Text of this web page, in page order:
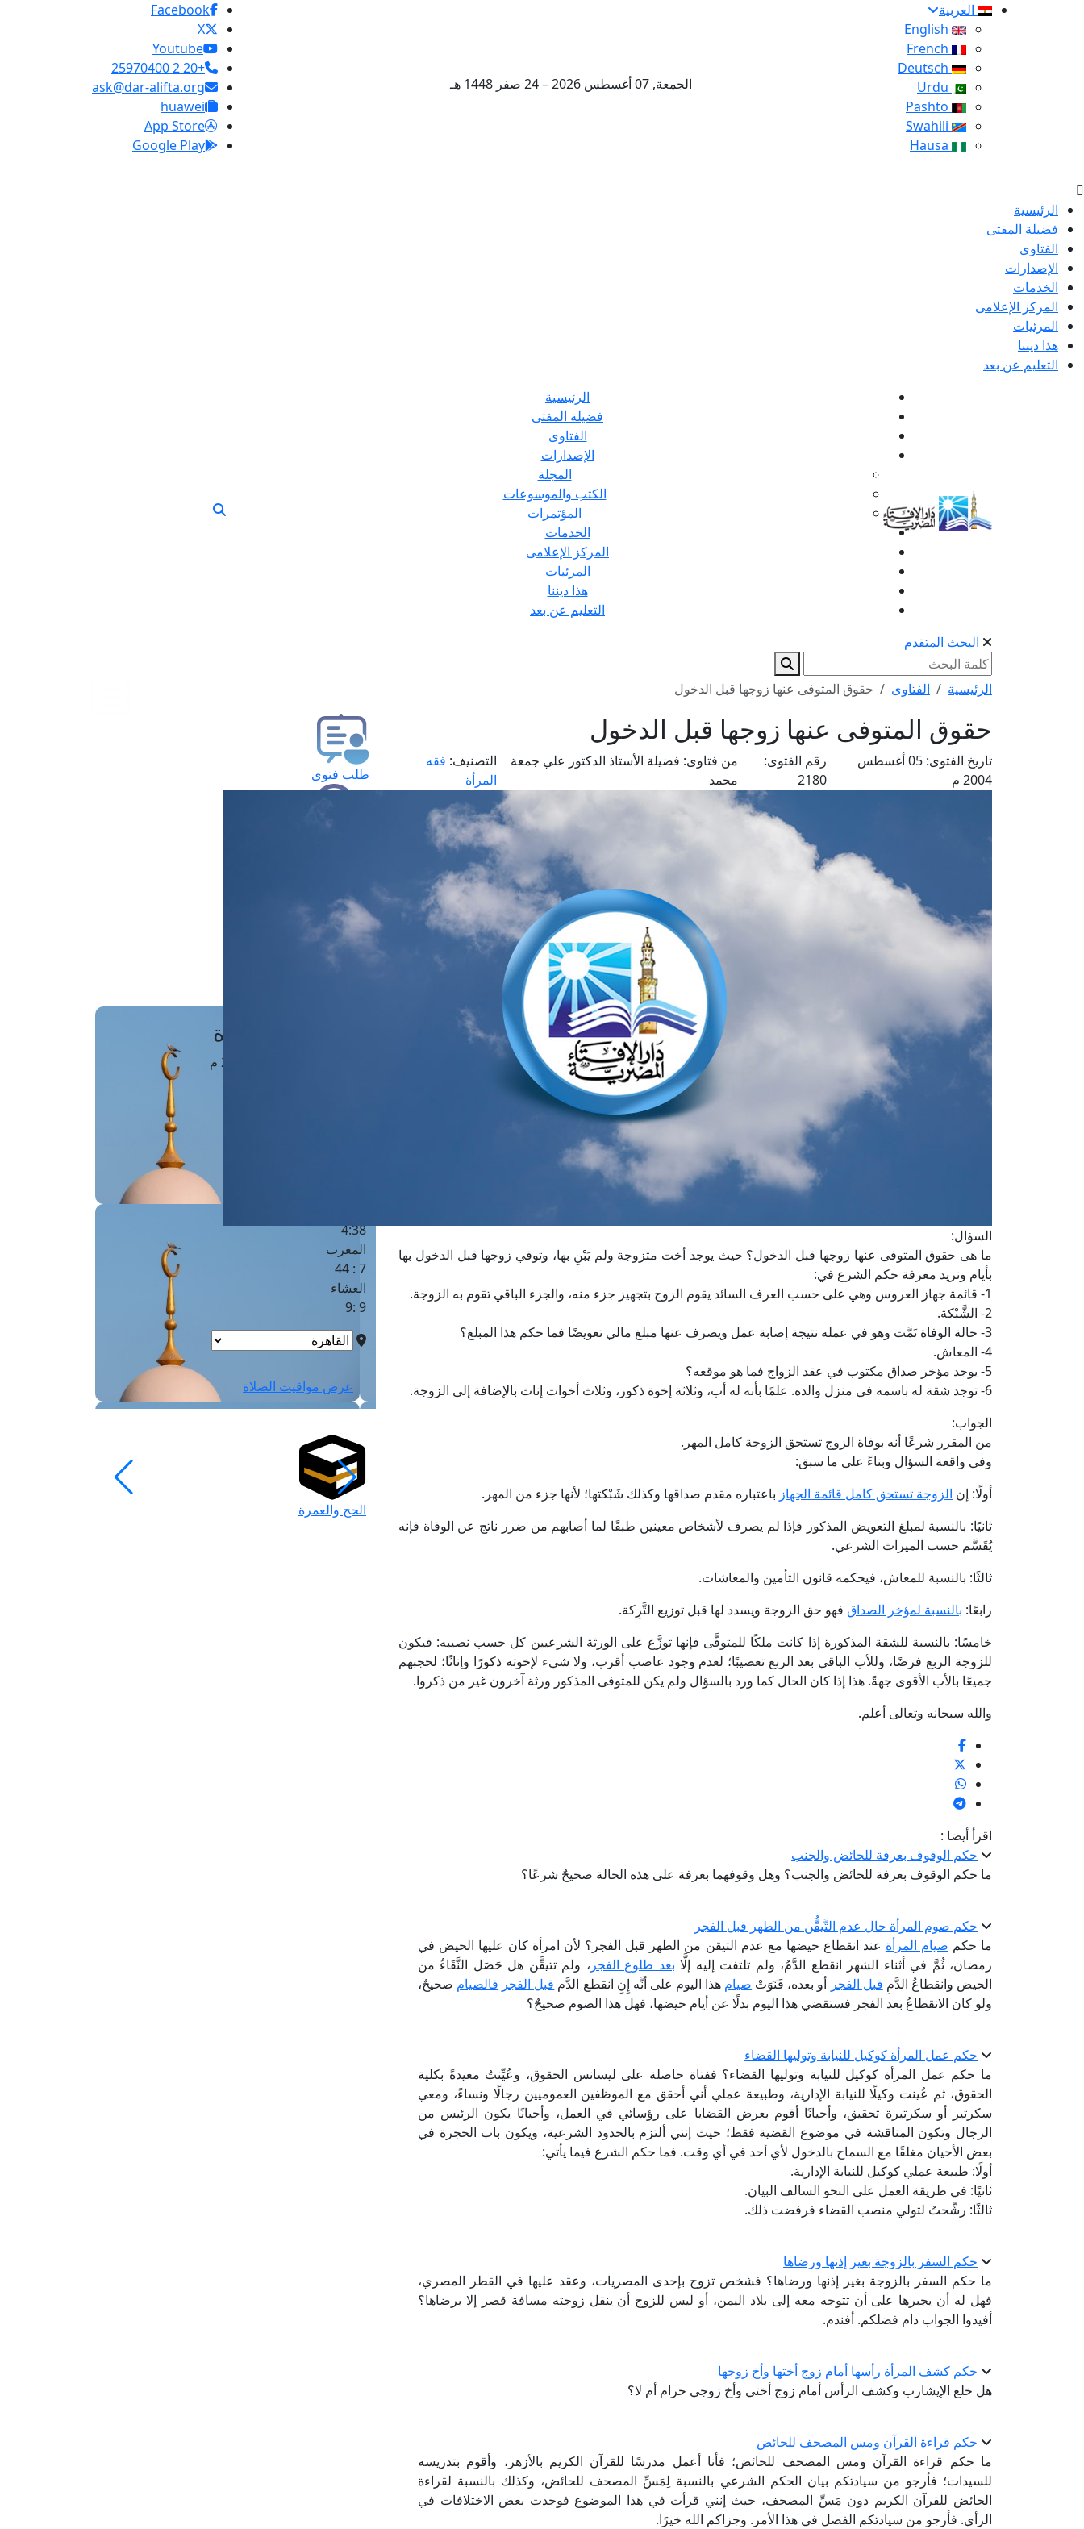
العربية
الجمعة, 07 أغسطس 2026 – 24 صفر 1448 هـ
Facebook
X
Youtube
+20 2 25970400
ask@dar-alifta.org
huawei
App Store
Google Play
الرئيسية
فضيلة المفتى
الفتاوى
الإصدارات
الخدمات
المركز الإعلامى
المرئيات
هذا ديننا
التعليم عن بعد
الرئيسية
فضيلة المفتى
الفتاوى
الإصدارات
المجلة
الكتب والموسوعات
المؤتمرات
الخدمات
المركز الإعلامى
المرئيات
هذا ديننا
التعليم عن بعد
البحث المتقدم
الرئيسية الفتاوى حقوق المتوفى عنها زوجها قبل الدخول
حقوق المتوفى عنها زوجها قبل الدخول
تاريخ الفتوى:
05 أغسطس
2004 م
رقم الفتوى:
2180
من فتاوى: فضيلة الأستاذ الدكتور علي جمعة
محمد
التصنيف: فقه
المرأة
السؤال:
ما هى حقوق المتوفى عنها زوجها قبل الدخول؟ حيث يوجد أخت متزوجة ولم يَبْنِ بها، وتوفي زوجها قبل الدخول بها
بأيام ونريد معرفة حكم الشرع في:
1- قائمة جهاز العروس وهي على حسب العرف السائد يقوم الزوج بتجهيز جزء منه، والجزء الباقي تقوم به الزوجة.
2- الشَّبْكة.
3- حالة الوفاة تَمَّت وهو في عمله نتيجة إصابة عمل ويصرف عنها مبلغ مالي تعويضًا فما حكم هذا المبلغ؟
4- المعاش.
5- يوجد مؤخر صداق مكتوب في عقد الزواج فما هو موقعه؟
6- توجد شقة له باسمه في منزل والده. علمًا بأنه له أب، وثلاثة إخوة ذكور، وثلاث أخوات إناث بالإضافة إلى الزوجة.
الجواب:
من المقرر شرعًا أنه بوفاة الزوج تستحق الزوجة كامل المهر.
وفي واقعة السؤال وبناءً على ما سبق:
أولًا: إن الزوجة تستحق كامل قائمة الجهاز باعتباره مقدم صداقها وكذلك شَبْكتها؛ لأنها جزء من المهر.
ثانيًا: بالنسبة لمبلغ التعويض المذكور فإذا لم يصرف لأشخاص معينين طبقًا لما أصابهم من ضرر ناتج عن الوفاة فإنه
يُقَسَّم حسب الميراث الشرعي.
ثالثًا: بالنسبة للمعاش، فيحكمه قانون التأمين والمعاشات.
رابعًا: بالنسبة لمؤخر الصداق فهو حق الزوجة ويسدد لها قبل توزيع التَّرِكة.
خامسًا: بالنسبة للشقة المذكورة إذا كانت ملكًا للمتوفَّى فإنها توزَّع على الورثة الشرعيين كل حسب نصيبه: فيكون
للزوجة الربع فرضًا، وللأب الباقي بعد الربع تعصيبًا؛ لعدم وجود عاصب أقرب، ولا شيء لإخوته ذكورًا وإناثًا؛ لحجبهم
جميعًا بالأب الأقوى جهةً. هذا إذا كان الحال كما ورد بالسؤال ولم يكن للمتوفى المذكور ورثة آخرون غير من ذكروا.
والله سبحانه وتعالى أعلم.
اقرأ أيضا :
حكم الوقوف بعرفة للحائض والجنب
ما حكم الوقوف بعرفة للحائض والجنب؟ وهل وقوفهما بعرفة على هذه الحالة صحيحٌ شرعًا؟
حكم صوم المرأة حال عدم التَّيقُّن من الطهر قبل الفجر
ما حكم صيام المرأة عند انقطاع حيضها مع عدم التيقن من الطهر قبل الفجر؟ لأن امرأة كان عليها الحيض في
رمضان، ثُمَّ في أثناء الشهر انقطع الدَّمُ، ولم تلتفت إليه إلَّا بعد طلوع الفجر ، ولم تتيقَّن هل حَصَل النَّقَاءُ من
الحيض وانقطاعُ الدَّمِ قبل الفجر أو بعده، فَنَوَتْ صيام هذا اليوم على أنَّه إِنِ انقطع الدَّم قبل الفجر فالصيام صحيحٌ،
ولو كان الانقطاعُ بعد الفجر فستقضي هذا اليوم بدلًا عن أيام حيضها، فهل هذا الصوم صحيحٌ؟
حكم عمل المرأة كوكيل للنيابة وتوليها القضاء
ما حكم عمل المرأة كوكيل للنيابة وتوليها القضاء؟ ففتاة حاصلة على ليسانس الحقوق، وعُيِّنتُ معيدةً بكلية
الحقوق، ثم عُينت وكيلًا للنيابة الإدارية، وطبيعة عملي أني أحقق مع الموظفين العموميين رجالًا ونساءً، ومعي
سكرتير أو سكرتيرة تحقيق، وأحيانًا أقوم بعرض القضايا على رؤسائي في العمل، وأحيانًا يكون الرئيس من
الرجال وتكون المناقشة في موضوع القضية فقط؛ حيث إنني ألتزم بالحدود الشرعية، ويكون باب الحجرة في
بعض الأحيان مغلقًا مع السماح بالدخول لأي أحد في أي وقت. فما حكم الشرع فيما يأتي:
أولًا: طبيعة عملي كوكيل للنيابة الإدارية.
ثانيًا: في طريقة العمل على النحو السالف البيان.
ثالثًا: رشِّحتُ لتولي منصب القضاء فرفضت ذلك.
حكم السفر بالزوجة بغير إذنها ورضاها
ما حكم السفر بالزوجة بغير إذنها ورضاها؟ فشخص تزوج بإحدى المصريات، وعقد عليها في القطر المصري،
فهل له أن يجبرها على أن تتوجه معه إلى بلاد اليمن، أو ليس للزوج أن ينقل زوجته مسافة قصر إلا برضاها؟
أفيدوا الجواب دام فضلكم. أفندم.
حكم كشف المرأة رأسها أمام زوج أختها وأخ زوجها
هل خلع الإيشارب وكشف الرأس أمام زوج أختي وأخ زوجي حرام أم لا؟
حكم قراءة القرآن ومس المصحف للحائض
ما حكم قراءة القرآن ومس المصحف للحائض؛ فأنا أعمل مدرسًا للقرآن الكريم بالأزهر، وأقوم بتدريسه
للسيدات؛ فأرجو من سيادتكم بيان الحكم الشرعي بالنسبة لِمَسِّ المصحف للحائض، وكذلك بالنسبة لقراءة
الحائض للقرآن الكريم دون مَسِّ المصحف، حيث إنني قرأت في هذا الموضوع فوجدت بعض الاختلافات في
الرأي. فأرجو من سيادتكم الفصل في هذا الأمر. وجزاكم الله خيرًا.
طلب فتوى
حجز موعد
مَواقِيتُ الصَّـــلاة
4:38
المغرب
7 : 44
العشاء
9 :9
عرض مواقيت الصلاة
الحج والعمرة